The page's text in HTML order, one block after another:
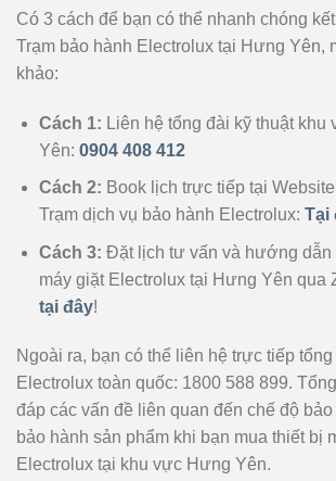
Có 3 cách để bạn có thể nhanh chóng
Trạm bảo hành Electrolux tại Hưng Yên,
khảo:
Cách 1: Liên hệ tổng đài kỹ thuật khu
Yên: 0904 408 412
Cách 2: Book lịch trực tiếp tại
Trạm dịch vụ bảo hành Electrolux: Tại
Cách 3: Đặt lịch tư vấn và hướng dẫn
máy giặt Electrolux tại Hưng Yên qua
tại đây!
Ngoài ra, bạn có thể liên hệ trực tiếp
Electrolux toàn quốc: 1800 588 899.
đáp các vấn đề liên quan đến chế độ
bảo hành sản phẩm khi bạn mua thiết bị
Electrolux tại khu vực Hưng Yên.